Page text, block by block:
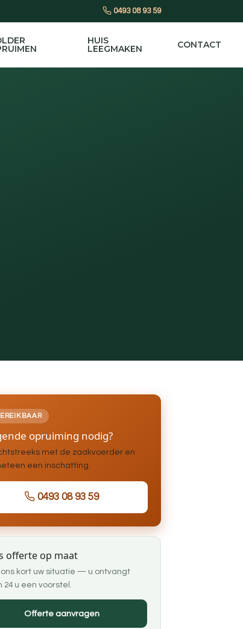
0493 08 93 59
HUIS
LEEGMAKEN CONTACT
opruiming nodig?
met de zaakvoerder en
een inschatting.
0493 08 93 59
offerte op maat
ons kort uw situatie — u ontvangt
24 u een voorstel.
Offerte aanvragen